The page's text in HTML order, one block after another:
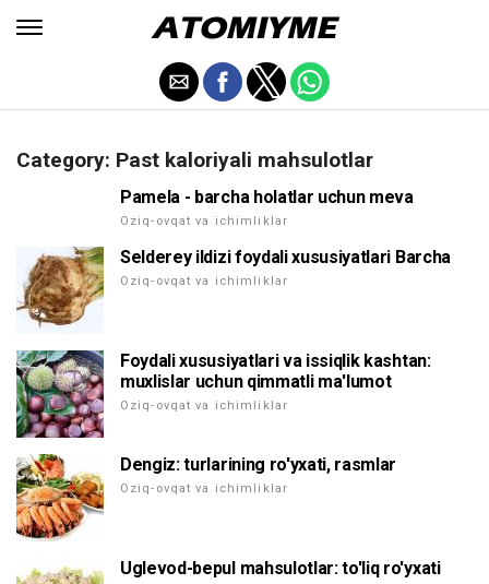
Category: Past kaloriyali mahsulotlar
Pamela - barcha holatlar uchun meva
Oziq-ovqat va ichimliklar
Selderey ildizi foydali xususiyatlari Barcha
Oziq-ovqat va ichimliklar
Foydali xususiyatlari va issiqlik kashtan:
muxlislar uchun qimmatli ma'lumot
Oziq-ovqat va ichimliklar
Dengiz: turlarining ro'yxati, rasmlar
Oziq-ovqat va ichimliklar
Uglevod-bepul mahsulotlar: to'liq ro'yxati